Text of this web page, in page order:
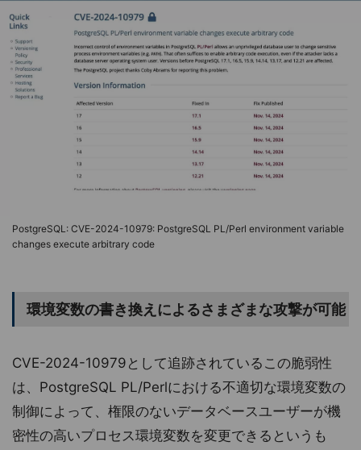
PostgreSQL: CVE-2024-10979: PostgreSQL PL/Perl environment variable
changes execute arbitrary code
環境変数の書き換えによるさまざまな攻撃が可能
CVE-2024-10979として追跡されているこの脆弱性
は、PostgreSQL PL/Perlにおける不適切な環境変数の
制御によって、権限のないデータベースユーザーが機
密性の高いプロセス環境変数を変更できるというも